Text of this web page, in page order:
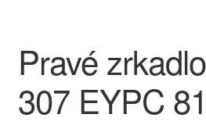
Reklamace
Reklamačný poriadok
Pravé
307 EYPC